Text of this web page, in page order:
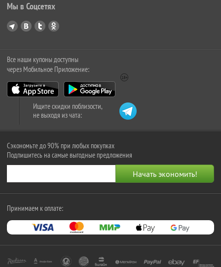
Мы в Соцсетях
Все наши купоны доступны
через Мобильное Приложение:
Ищите скидки поблизости,
не выходя из чата:
Сэкономьте до 90% при любых покупках
Подпишитесь на самые выгодные предложения
Принимаем к оплате: